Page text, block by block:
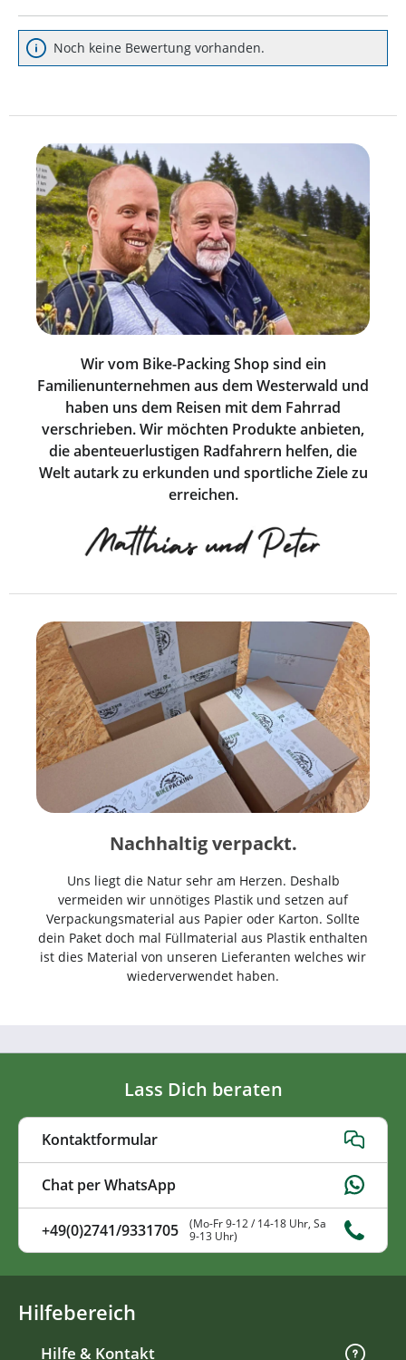
Noch keine Bewertung vorhanden.
Wir vom Bike-Packing Shop sind ein
Familienunternehmen aus dem Westerwald und
haben uns dem Reisen mit dem Fahrrad
verschrieben. Wir möchten Produkte anbieten,
die abenteuerlustigen Radfahrern helfen, die
Welt autark zu erkunden und sportliche Ziele zu
erreichen.
Nachhaltig verpackt.
Uns liegt die Natur sehr am Herzen. Deshalb
vermeiden wir unnötiges Plastik und setzen auf
Verpackungsmaterial aus Papier oder Karton. Sollte
dein Paket doch mal Füllmaterial aus Plastik enthalten
ist dies Material von unseren Lieferanten welches wir
wiederverwendet haben.
Lass Dich beraten
Kontaktformular
Chat per WhatsApp
+49(0)2741/9331705
(Mo-Fr 9-12 / 14-18 Uhr, Sa
9-13 Uhr)
Hilfebereich
Hilfe & Kontakt